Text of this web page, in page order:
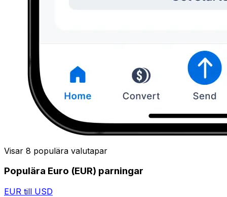
Visar 8 populära valutapar
Populära Euro (EUR) parningar
EUR till USD